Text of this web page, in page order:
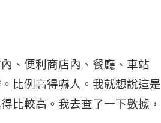
、便利商店內、餐廳、車站
。比例高得嚇人。我就想說這是
比較高。我去查了一下數據，